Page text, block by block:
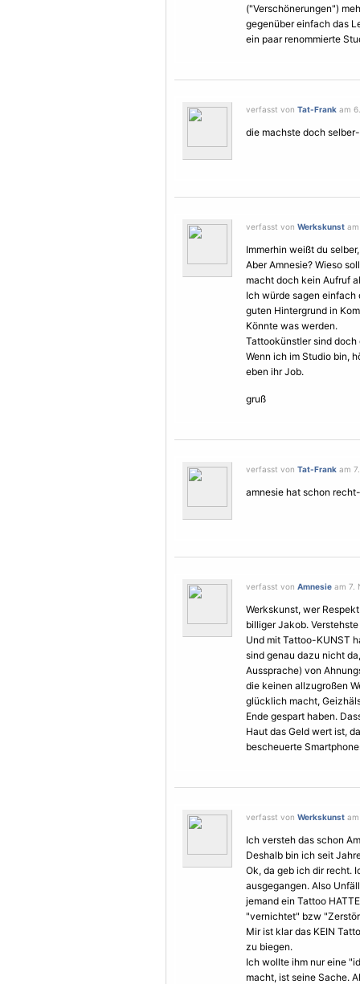
("Verschönerungen")
gegenüber einfach das
ein paar renommierte
verfasst von Tat-Frank am
die machste doch
verfasst von Werkskunst
Immerhin weißt du
Aber Amnesie? Wieso
macht doch kein Aufruf
Ich würde sagen
guten Hintergrund in
Könnte was werden.
Tattookünstler sind
Wenn ich im Studio bin,
eben ihr Job.
gruß
verfasst von Tat-Frank am
amnesie hat schon
verfasst von Amnesie am 7.
Werkskunst, wer
billiger Jakob.
Und mit Tattoo-KUNST
sind genau dazu nicht
Aussprache) von
die keinen allzugroßen
glücklich macht,
Ende gespart haben.
Haut das Geld wert ist,
bescheuerte
verfasst von Werkskunst
Ich versteh das schon
Deshalb bin ich seit
Ok, da geb ich dir recht.
ausgegangen. Also
jemand ein Tattoo
"vernichtet" bzw
Mir ist klar das KEIN
zu biegen.
Ich wollte ihm nur eine
macht, ist seine Sache.